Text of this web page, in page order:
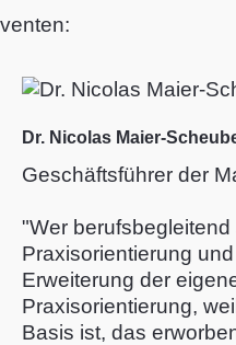
Dr. Nicolas Maier-
Geschäftsführer der
"Wer
Praxisorientierung
Erweiterung der
Praxisorientierung,
Basis ist, das